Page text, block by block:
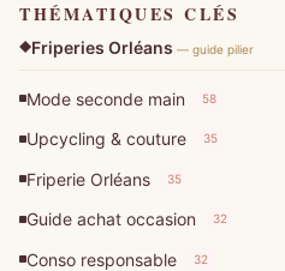
THÉMATIQUES CLÉS
Friperies Orléans — guide pilier
Mode seconde main 58
Upcycling & couture 35
Friperie Orléans 35
Guide achat occasion 32
Conso responsable 32